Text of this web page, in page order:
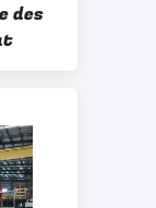
des